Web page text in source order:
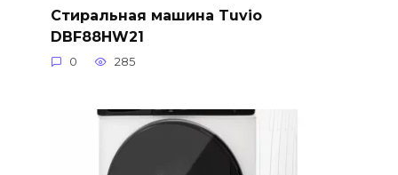
Стиральная машина Tuvio
DBF88HW21
0 285